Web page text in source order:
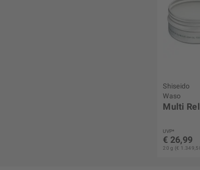
Shiseido
Waso
Multi
UVP*
€ 26,99
20 g (€